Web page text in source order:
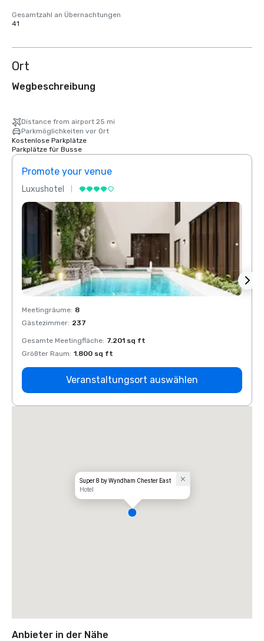
Gesamtzahl an Übernachtungen
41
Ort
Wegbeschreibung
Distance from airport 25 mi
Parkmöglichkeiten vor Ort
Kostenlose Parkplätze
Parkplätze für Busse
Promote your venue
Luxushotel
Meetingräume: 8
Gästezimmer: 237
Gesamte Meetingfläche: 7.201 sq ft
Größter Raum: 1.800 sq ft
Veranstaltungsort auswählen
Super 8 by Wyndham Chester East
Hotel
Anbieter in der Nähe